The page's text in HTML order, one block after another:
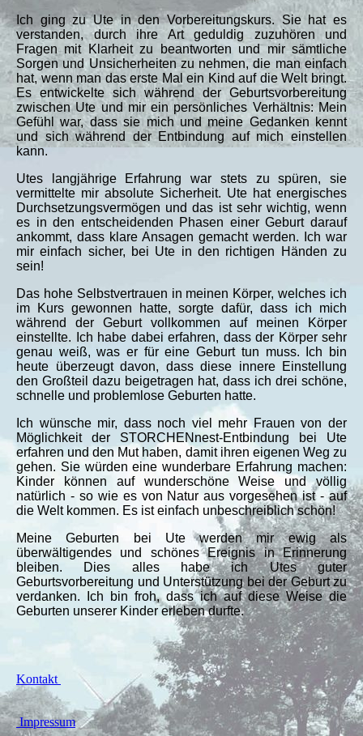
Ich ging zu Ute in den Vorbereitungskurs. Sie hat es
verstanden, durch ihre Art geduldig zuzuhören und
Fragen mit Klarheit zu beantworten und mir sämtliche
Sorgen und Unsicherheiten zu nehmen, die man einfach
hat, wenn man das erste Mal ein Kind auf die Welt bringt.
Es entwickelte sich während der Geburtsvorbereitung
zwischen Ute und mir ein persönliches Verhältnis: Mein
Gefühl war, dass sie mich und meine Gedanken kennt
und sich während der Entbindung auf mich einstellen
kann.
Utes langjährige Erfahrung war stets zu spüren, sie
vermittelte mir absolute Sicherheit. Ute hat energisches
Durchsetzungsvermögen und das ist sehr wichtig, wenn
es in den entscheidenden Phasen einer Geburt darauf
ankommt, dass klare Ansagen gemacht werden. Ich war
mir einfach sicher, bei Ute in den richtigen Händen zu
sein!
Das hohe Selbstvertrauen in meinen Körper, welches ich
im Kurs gewonnen hatte, sorgte dafür, dass ich mich
während der Geburt vollkommen auf meinen Körper
einstellte. Ich habe dabei erfahren, dass der Körper sehr
genau weiß, was er für eine Geburt tun muss. Ich bin
heute überzeugt davon, dass diese innere Einstellung
den Großteil dazu beigetragen hat, dass ich drei schöne,
schnelle und problemlose Geburten hatte.
Ich wünsche mir, dass noch viel mehr Frauen von der
Möglichkeit der STORCHENnest-Entbindung bei Ute
erfahren und den Mut haben, damit ihren eigenen Weg zu
gehen. Sie würden eine wunderbare Erfahrung machen:
Kinder können auf wunderschöne Weise und völlig
natürlich - so wie es von Natur aus vorgesehen ist - auf
die Welt kommen. Es ist einfach unbeschreiblich schön!
Meine Geburten bei Ute werden mir ewig als
überwältigendes und schönes Ereignis in Erinnerung
bleiben. Dies alles habe ich Utes guter
Geburtsvorbereitung und Unterstützung bei der Geburt zu
verdanken. Ich bin froh, dass ich auf diese Weise die
Geburten unserer Kinder erleben durfte.
Kontakt
Impressum